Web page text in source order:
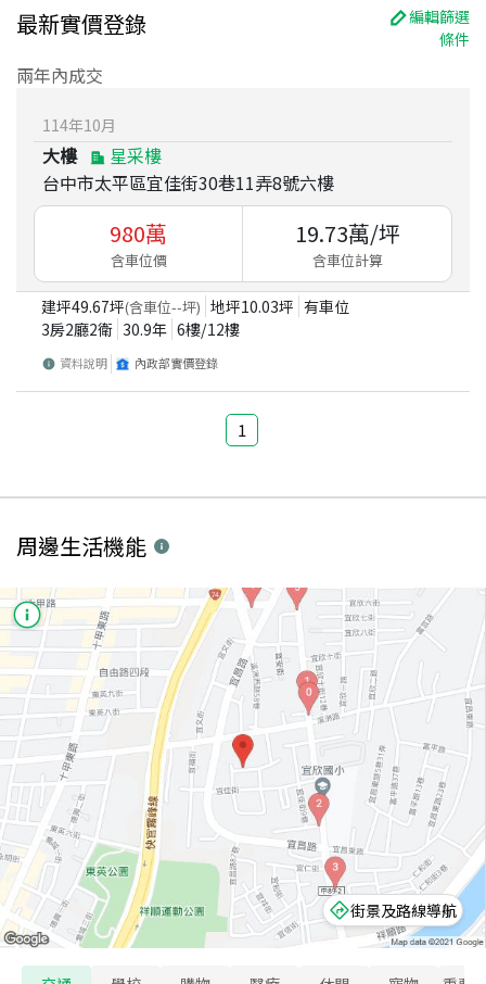
最新實價登錄
編輯篩選
條件
兩年內成交
114年10月
大樓
星采樓
台中市太平區宜佳街30巷11弄8號六樓
980萬
含車位價
19.73萬/坪
含車位計算
建坪49.67坪(含車位--坪) 地坪10.03坪 有車位
3房2廳2衛 30.9年 6樓/12樓
資料說明 內政部實價登錄
1
周邊生活機能
街景及路線導航